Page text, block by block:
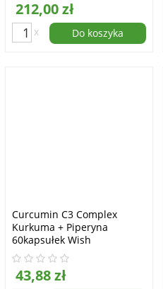
212,00 zł
x Do koszyka
Curcumin C3 Complex
Kurkuma + Piperyna
60kapsułek Wish
Pharmaceutical
43,88 zł